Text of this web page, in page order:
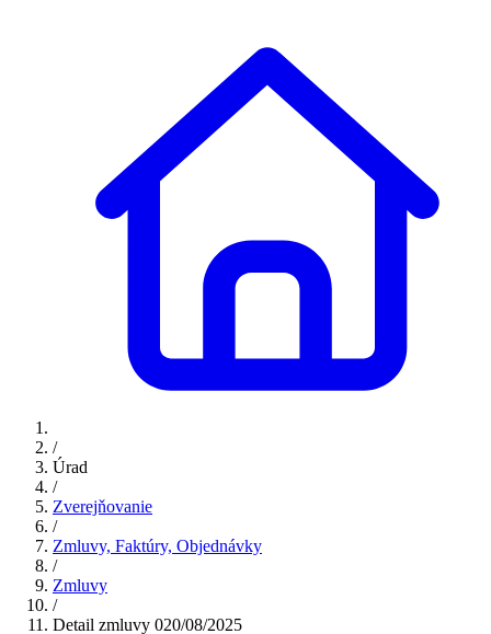
/
Úrad
/
Zverejňovanie
/
Zmluvy, Faktúry, Objednávky
/
Zmluvy
/
Detail zmluvy 020/08/2025